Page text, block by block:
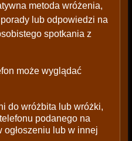
metoda wróżenia,
lub odpowiedzi na
spotkania z
może wyglądać
do wróżbita lub wróżki,
podanego na
lub w innej